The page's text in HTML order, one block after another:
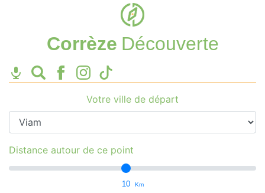
Corrèze Découverte
Votre ville de départ
Distance autour de ce point
10 Km